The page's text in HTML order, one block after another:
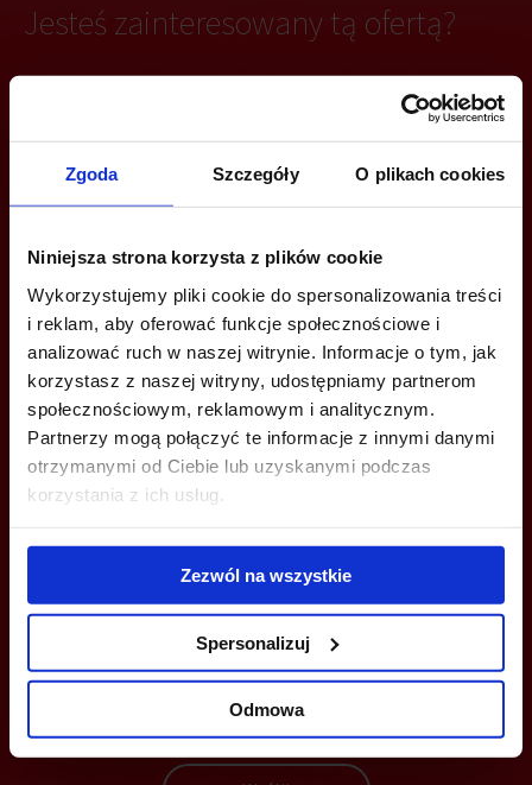
Zgoda Szczegóły O plikach cookies
Niniejsza strona korzysta z plików cookie
Wykorzystujemy pliki cookie do spersonalizowania treści
i reklam, aby oferować funkcje społecznościowe i
analizować ruch w naszej witrynie. Informacje o tym, jak
korzystasz z naszej witryny, udostępniamy partnerom
społecznościowym, reklamowym i analitycznym.
Partnerzy mogą połączyć te informacje z innymi danymi
otrzymanymi od Ciebie lub uzyskanymi podczas
korzystania z ich usług.
Zezwól na wszystkie
Spersonalizuj
Odmowa
Jesteś zainteresowany tą ofertą?
Marta Paradowska
marta.paradowska@jll.com
Anna Wysocka
+48 664 026 338
a.wysocka@jll.com
MOŻESZ TEŻ ZOSTAWIĆ SWÓJ NUMER, A MY SKONTAKTUJEMY SIĘ